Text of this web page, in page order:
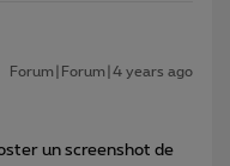
Forum|Forum|4 years ago
un screenshot de